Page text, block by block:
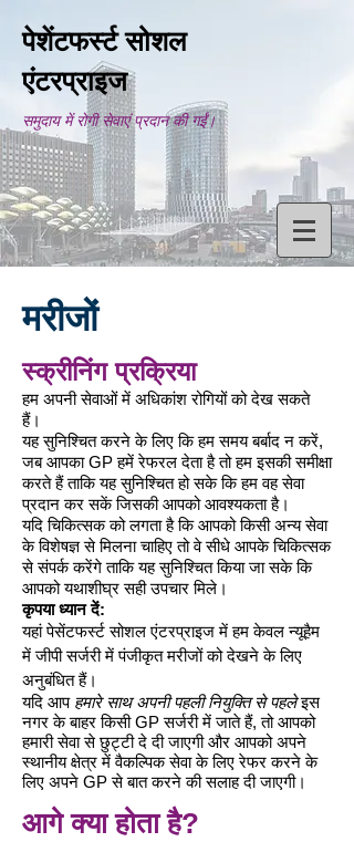
पेशेंटफर्स्ट सोशल
एंटरप्राइज
समुदाय में रोगी सेवाएं प्रदान की गईं।
मरीजों
स्क्रीनिंग प्रक्रिया
हम अपनी सेवाओं में अधिकांश रोगियों को देख सकते
हैं।
यह सुनिश्चित करने के लिए कि हम समय बर्बाद न करें,
जब आपका GP हमें रेफरल देता है तो हम इसकी समीक्षा
करते हैं ताकि यह सुनिश्चित हो सके कि हम वह सेवा
प्रदान कर सकें जिसकी आपको आवश्यकता है।
यदि चिकित्सक को लगता है कि आपको किसी अन्य सेवा
के विशेषज्ञ से मिलना चाहिए तो वे सीधे आपके चिकित्सक
से संपर्क करेंगे ताकि यह सुनिश्चित किया जा सके कि
आपको यथाशीघ्र सही उपचार मिले।
कृपया ध्यान दें:
यहां पेसेंटफर्स्ट सोशल एंटरप्राइज में हम केवल न्यूहैम
में जीपी सर्जरी में पंजीकृत मरीजों को देखने के लिए
अनुबंधित हैं।
यदि आप हमारे साथ अपनी पहली नियुक्ति से पहलेइस
नगर के बाहर किसी GP सर्जरी में जाते हैं, तो आपको
हमारी सेवा से छुट्टी दे दी जाएगी और आपको अपने
स्थानीय क्षेत्र में वैकल्पिक सेवा के लिए रेफर करने के
लिए अपने GP से बात करने की सलाह दी जाएगी।
आगे क्या होता है?